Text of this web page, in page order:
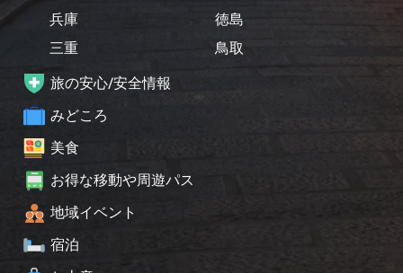
兵庫
三重
徳島
鳥取
旅の安心/安全情報
みどころ
美食
お得な移動や周遊パス
地域イベント
宿泊